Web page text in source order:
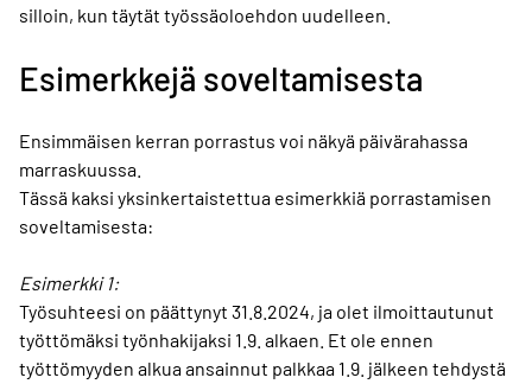
silloin, kun täytät työssäoloehdon uudelleen.
Esimerkkejä soveltamisesta
Ensimmäisen kerran porrastus voi näkyä päivärahassa
marraskuussa.
Tässä kaksi yksinkertaistettua esimerkkiä porrastamisen
soveltamisesta:
Esimerkki 1:
Työsuhteesi on päättynyt 31.8.2024, ja olet ilmoittautunut
työttömäksi työnhakijaksi 1.9. alkaen. Et ole ennen
työttömyyden alkua ansainnut palkkaa 1.9. jälkeen tehdystä